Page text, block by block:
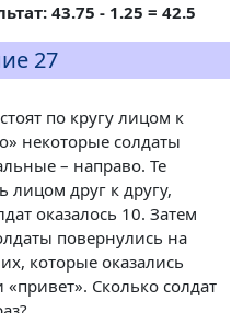
43.75 - 1.25 = 42.5
27
по кругу лицом к
некоторые солдаты
– направо. Те
лицом друг к другу,
оказалось 10. Затем
повернулись на
которые оказались
«привет». Сколько солдат